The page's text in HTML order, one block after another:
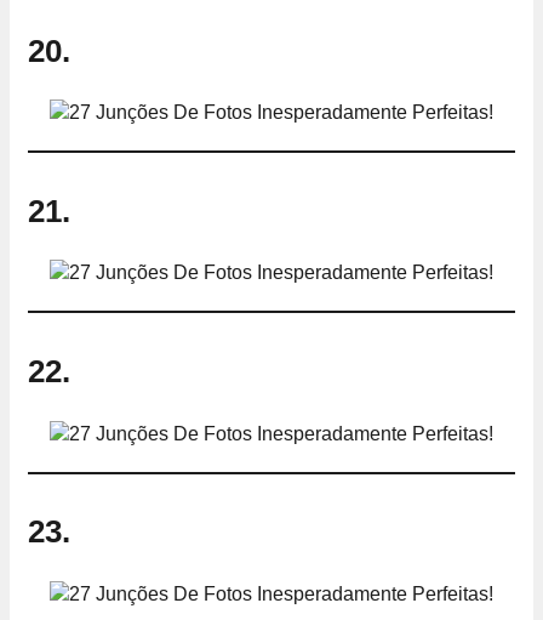
20.
21.
22.
23.